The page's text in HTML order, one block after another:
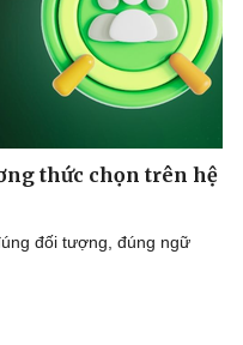
thức chọn trên hệ
đối tượng, đúng ngữ